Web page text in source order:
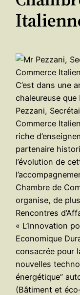
C’est dans une
chaleureuse
Pezzani,
Commerce
riche
partenaire
l’évolution de
Chambre de
organise, de
Rencontres
« L’Innovation
Economique
consacrée pour
nouvelles
énergétique”
(Bâtiment et